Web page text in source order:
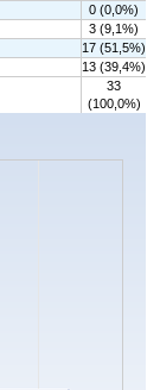
0 (0,0%)
3 (9,1%)
17 (51,5%)
13 (39,4%)
33
(100,0%)